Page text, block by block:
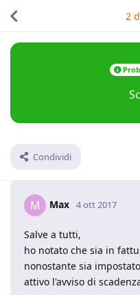
Condividi
2
M Max 4 ott 2017
Salve a tutti,
ho notato che sia in
nonostante sia
attivo l'avviso di